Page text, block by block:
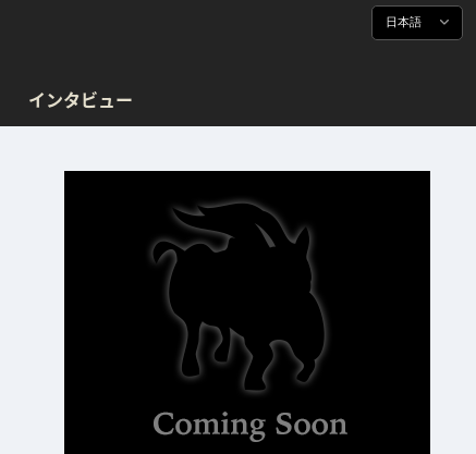
日本語
インタビュー